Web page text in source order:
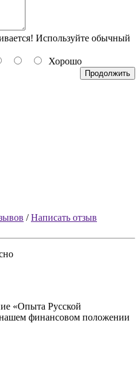
Используйте обычный
Хорошо
Продолжить
/Написать отзыв
«Опыта Русской
финансовом положении